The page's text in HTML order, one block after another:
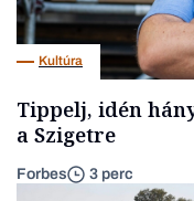
Kultúra
Tippelj, idén
a Szigetre
Forbes 3 perc